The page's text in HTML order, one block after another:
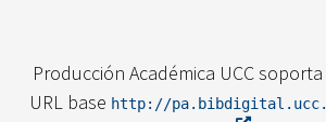
Producción Académica UCC soporta
URL base http://